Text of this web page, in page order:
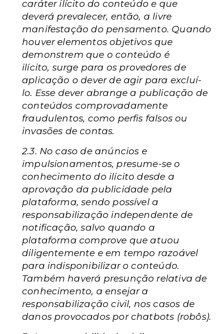
caráter ilícito do conteúdo e que
deverá prevalecer, então, a livre
manifestação do pensamento. Quando
houverelementos objetivos que
demonstrem que o conteúdo é
ilícito, surge para os provedores de
aplicação o dever de agir para excluí-
lo. Esse dever abrange a publicação de
conteúdos comprovadamente
fraudulentos, como perfis falsos ou
invasões de contas.
2.3. No caso de anúncios e
impulsionamentos, presume-seo
conhecimento do ilícito desde a
aprovação da publicidade pela
plataforma, sendo possível a
responsabilização independente de
notificação, salvo quando a
plataformacomprove que atuou
diligentemente e em tempo razoável
para indisponibilizar o conteúdo.
Também haverá presunção relativade
conhecimento, a ensejar a
responsabilização civil, nos casos de
danos provocados por chatbots (robôs).